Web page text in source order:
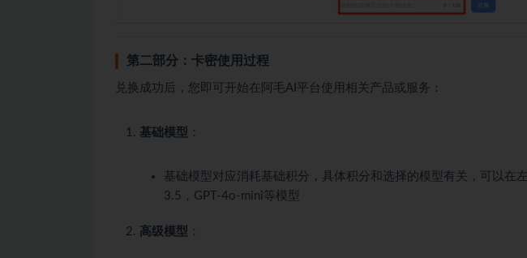
第二部分：卡密使用过程
兑换成功后，您即可开始在阿毛AI平台使用相关产品或服务：
基础模型 ：
基础模型对应消耗基础积分，具体积分和选择的模型有关，可以在
3.5，GPT-4o-mini等模型
高级模型 ：